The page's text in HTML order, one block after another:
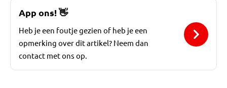
App ons!👋
Heb je een foutje gezien of heb je een
opmerking over dit artikel? Neem dan
contact met ons op.